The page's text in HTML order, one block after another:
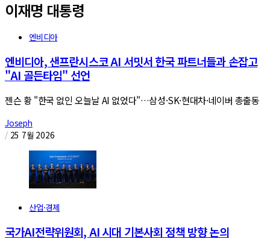
이재명 대통령
엔비디아
엔비디아, 샌프란시스코 AI 서밋서 한국 파트너들과 손잡고
"AI 골든타임" 선언
젠슨 황 "한국 없인 오늘날 AI 없었다"…삼성·SK·현대차·네이버 총출동
Joseph
/ 25 7월 2026
산업·경제
국가AI전략위원회, AI 시대 기본사회 정책 방향 논의